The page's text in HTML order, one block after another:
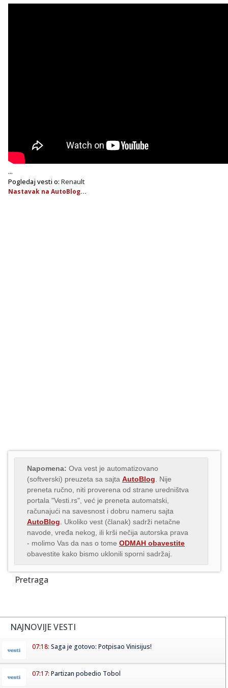
...
Pogledaj vesti o: Renault
Nastavak na AutoBlog...
Napomena: Ova vest je automatizovano
(softverski) preuzeta sa sajta AutoBlog . Nije
preneta ručno, niti proverena od strane uredništva
portala "Vesti.rs", već je preneta automatski,
računajući na savesnost i dobru nameru sajta
AutoBlog . Ukoliko vest (članak) sadrži netačne
navode, vređa nekog, ili krši nečija autorska prava
- molimo Vas da nas o tome ODMAH obavestite
obavestite kako bismo uklonili sporni sadržaj.
Pretraga
NAJNOVIJE VESTI
07:18: Saga je gotovo: Potpisao Vinisijus!
07:17: Partizan pobedio Tobol